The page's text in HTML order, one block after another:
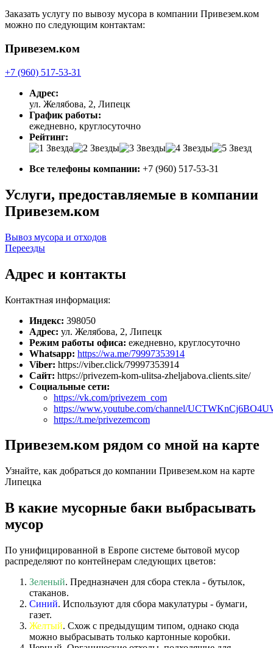
Заказать услугу по вывозу мусора в компании Привезем.ком
можно по следующим контактам:
Привезем.ком
+7 (960) 517-53-31
Адрес:
ул. Желябова, 2, Липецк
График работы:
ежедневно, круглосуточно
Рейтинг:
Все телефоны компании: +7 (960) 517-53-31
Услуги, предоставляемые в компании
Привезем.ком
Вывоз мусора и отходов
Переезды
Адрес и контакты
Контактная информация:
Индекс: 398050
Адрес: ул. Желябова, 2, Липецк
Режим работы офиса: ежедневно, круглосуточно
Whatsapp: https://wa.me/79997353914
Viber: https://viber.click/79997353914
Сайт: https://privezem-kom-ulitsa-zheljabova.clients.site/
Социальные сети:
https://vk.com/privezem_com
https://www.youtube.com/channel/
https://t.me/privezemcom
Привезем.ком рядом со мной на карте
Узнайте, как добраться до компании Привезем.ком на карте
Липецка
В какие мусорные баки выбрасывать
мусор
По унифицированной в Европе системе бытовой мусор
распределяют по контейнерам следующих цветов:
Зеленый. Предназначен для сбора стекла - бутылок,
стаканов.
Синий. Используют для сбора макулатуры - бумаги,
газет.
Желтый. Схож с предыдущим типом, однако сюда
можно выбрасывать только картонные коробки.